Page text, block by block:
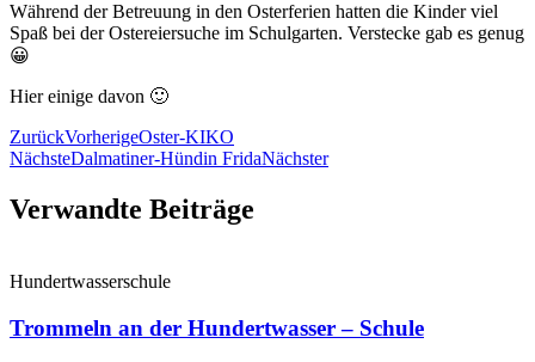
Während der Betreuung in den Osterferien hatten die Kinder viel
Spaß bei der Ostereiersuche im Schulgarten. Verstecke gab es genug
😀
Hier einige davon 🙂
ZurückVorherigeOster-KIKO
NächsteDalmatiner-Hündin FridaNächster
Verwandte Beiträge
Hundertwasserschule
Trommeln an der Hundertwasser – Schule